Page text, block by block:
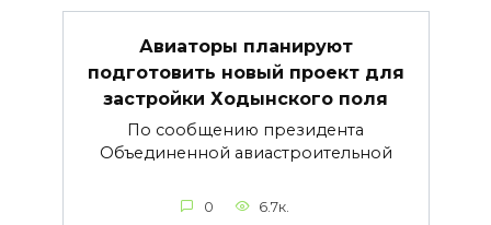
Авиаторы планируют
подготовить новый проект для
застройки Ходынского поля
По сообщению президента
Объединенной авиастроительной
0 6.7к.